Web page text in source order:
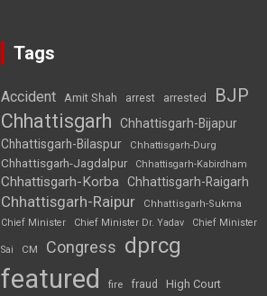
Tags
Accident Amit Shah arrest arrested BJP
Chhattisgarh
Chhattisgarh-Bijapur
Chhattisgarh-Bilaspur
Chhattisgarh-Durg
Chhattisgarh-Jagdalpur Chhattisgarh-Kabirdham
Chhattisgarh-Korba Chhattisgarh-Raigarh
Chhattisgarh-Raipur
Chhattisgarh-Sukma
Chief Minister
Chief Minister Dr. Yadav Chief Minister
Sai CM Congress dprcg
featured fire fraud High Court